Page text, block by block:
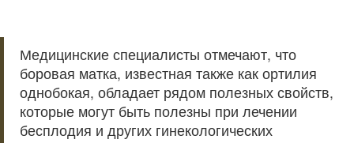
Медицинские специалисты отмечают, что
боровая матка, известная также как ортилия
однобокая, обладает рядом полезных свойств,
которые могут быть полезны при лечении
бесплодия и других гинекологических